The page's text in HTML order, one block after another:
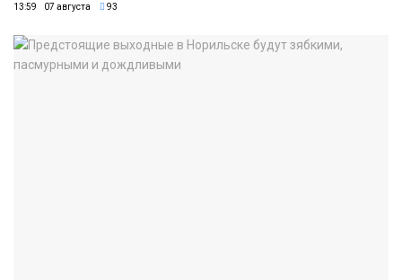
13:59 07 августа 93